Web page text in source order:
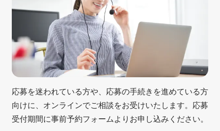
応募を迷われている方や、応募の手続きを進めている方
向けに、オンラインでご相談をお受けいたします。応募
受付期間に事前予約フォームよりお申し込みください。